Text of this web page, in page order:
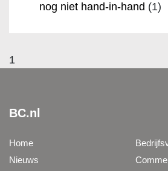
nog niet hand-in-hand (1)
1
BC.nl
Home
Nieuws